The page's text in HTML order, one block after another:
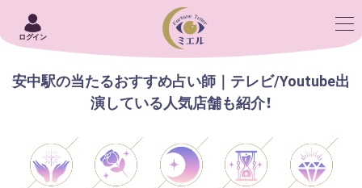
ログイン
安中駅の当たるおすすめ占い師｜テレビ/Youtube出
演している人気店舗も紹介！